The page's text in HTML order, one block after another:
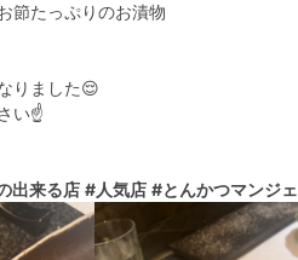
節たっぷりのお漬物
りました😌
い☝️
出来る店 #人気店 #とんかつマンジェ